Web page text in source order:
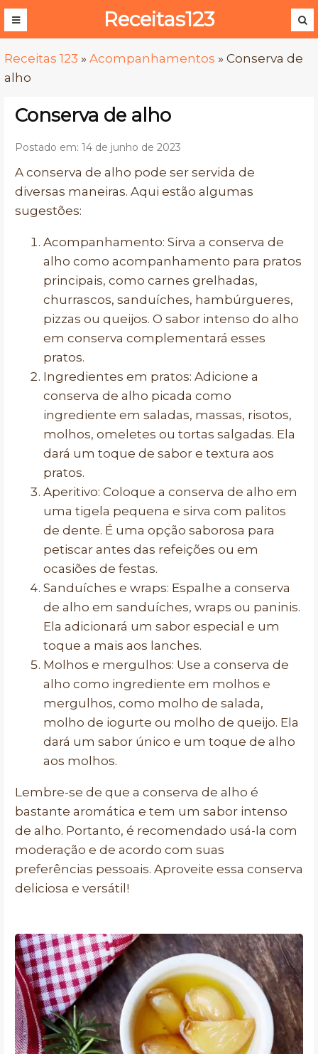
Receitas123
Receitas 123 » Acompanhamentos » Conserva de
alho
Conserva de alho
Postado em: 14 de junho de 2023
A conserva de alho pode ser servida de
diversas maneiras. Aqui estão algumas
sugestões:
Acompanhamento: Sirva a conserva de
alho como acompanhamento para pratos
principais, como carnes grelhadas,
churrascos, sanduíches, hambúrgueres,
pizzas ou queijos. O sabor intenso do alho
em conserva complementará esses
pratos.
Ingredientes em pratos: Adicione a
conserva de alho picada como
ingrediente em saladas, massas, risotos,
molhos, omeletes ou tortas salgadas. Ela
dará um toque de sabor e textura aos
pratos.
Aperitivo: Coloque a conserva de alho em
uma tigela pequena e sirva com palitos
de dente. É uma opção saborosa para
petiscar antes das refeições ou em
ocasiões de festas.
Sanduíches e wraps: Espalhe a conserva
de alho em sanduíches, wraps ou paninis.
Ela adicionará um sabor especial e um
toque a mais aos lanches.
Molhos e mergulhos: Use a conserva de
alho como ingrediente em molhos e
mergulhos, como molho de salada,
molho de iogurte ou molho de queijo. Ela
dará um sabor único e um toque de alho
aos molhos.
Lembre-se de que a conserva de alho é
bastante aromática e tem um sabor intenso
de alho. Portanto, é recomendado usá-la com
moderação e de acordo com suas
preferências pessoais. Aproveite essa conserva
deliciosa e versátil!